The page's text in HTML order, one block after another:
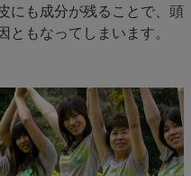
にも成分が残ることで、頭
ともなってしまいます。